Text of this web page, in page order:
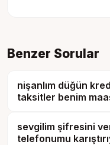
Benzer Sorular
nişanlım düğün
taksitler benim
sevgilim şifresini
telefonumu